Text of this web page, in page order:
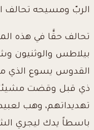
الربّ ومسيحه تحالف
تحالف حقَّا في هذه
بيلاطس والوثنيون
القدوس يسوع الذي
ذي قبل وقضت مشيئتك
تهديداتهم، وهب
باسطاً يدك ليجري